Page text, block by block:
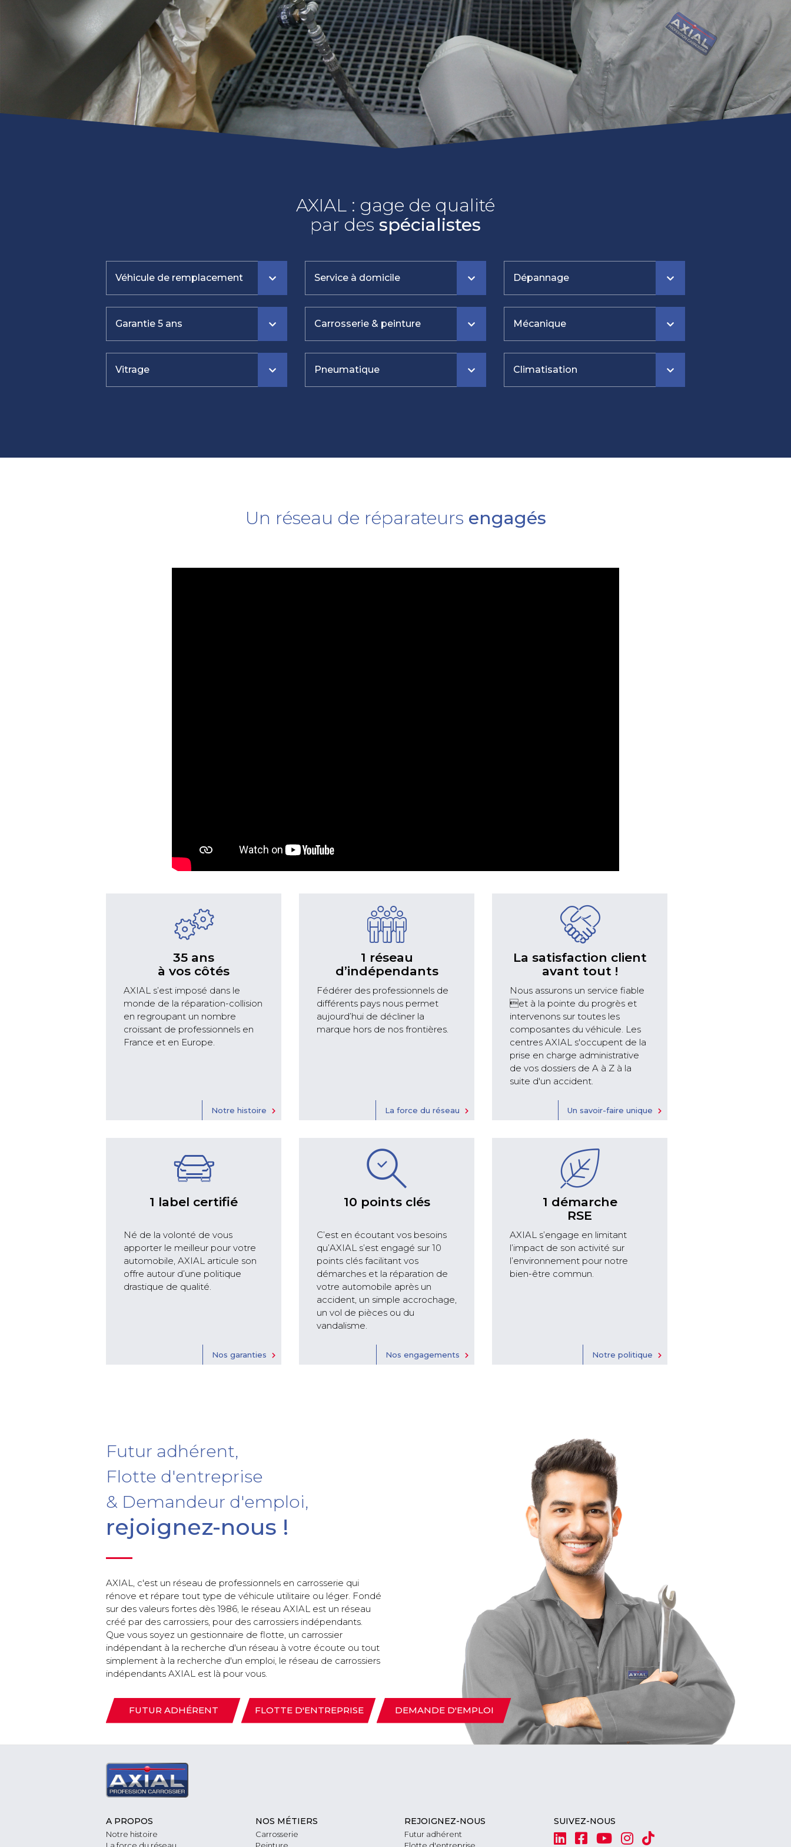
AXIAL : gage de qualité
par des spécialistes
Véhicule de remplacement Service à domicile Dépannage
Garantie 5 ans Carrosserie & peinture Mécanique
Vitrage Pneumatique Climatisation
Un réseau de réparateurs engagés
35 ans
à vos côtés
AXIAL s’est imposé dans le
monde de la réparation-collision
en regroupant un nombre
croissant de professionnels en
France et en Europe.
Notre histoire
1 réseau
d’indépendants
Fédérer des professionnels de
différents pays nous permet
aujourd’hui de décliner la
marque hors de nos frontières.
La force du réseau
La satisfaction client
avant tout !
Nous assurons un service fiable
et à la pointe du progrès et
intervenons sur toutes les
composantes du véhicule. Les
centres AXIAL s'occupent de la
prise en charge administrative
de vos dossiers de A à Z à la
suite d'un accident.
Un savoir-faire unique
1 label certifié
Né de la volonté de vous
apporter le meilleur pour votre
automobile, AXIAL articule son
offre autour d’une politique
drastique de qualité.
Nos garanties
10 points clés
C’est en écoutant vos besoins
qu’AXIAL s’est engagé sur 10
points clés facilitant vos
démarches et la réparation de
votre automobile après un
accident, un simple accrochage,
un vol de pièces ou du
vandalisme.
Nos engagements
1 démarche
RSE
AXIAL s’engage en limitant
l’impact de son activité sur
l’environnement pour notre
bien-être commun.
Notre politique
Futur adhérent,
Flotte d'entreprise
& Demandeur d'emploi,
rejoignez-nous !
AXIAL, c'est un réseau de professionnels en carrosserie qui
rénove et répare tout type de véhicule utilitaire ou léger. Fondé
sur des valeurs fortes dès 1986, le réseau AXIAL est un réseau
créé par des carrossiers, pour des carrossiers indépendants.
Que vous soyez un gestionnaire de flotte, un carrossier
indépendant à la recherche d'un réseau à votre écoute ou tout
simplement à la recherche d'un emploi, le réseau de carrossiers
indépendants AXIAL est là pour vous.
FUTUR ADHÉRENT FLOTTE D'ENTREPRISE DEMANDE D'EMPLOI
A PROPOS
Notre histoire
NOS MÉTIERS
Carrosserie
REJOIGNEZ-NOUS
Futur adhérent
SUIVEZ-NOUS